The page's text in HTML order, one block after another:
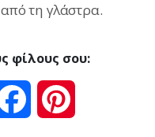
τη γλάστρα.
φίλους σου:
Facebook